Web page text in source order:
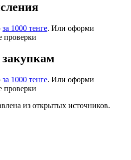
за 1000 тенге. Или оформи
проверки
за 1000 тенге. Или оформи
проверки
из открытых источников.